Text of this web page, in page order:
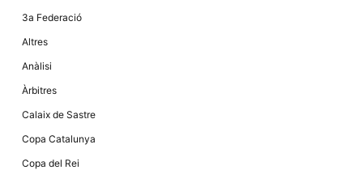
3a Federació
Altres
Anàlisi
Àrbitres
Calaix de Sastre
Copa Catalunya
Copa del Rei